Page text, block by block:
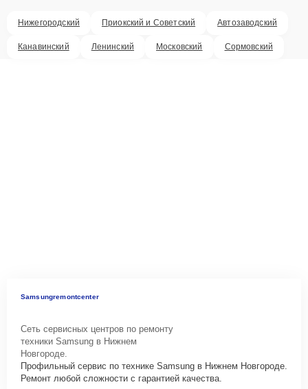
Нижегородский Приокский и Советский Автозаводский
Канавинский Ленинский Московский Сормовский
Samsungremontcenter
Сеть сервисных центров по ремонту
техники Samsung в Нижнем
Новгороде.
Профильный сервис по технике Samsung в Нижнем Новгороде.
Ремонт любой сложности с гарантией качества.